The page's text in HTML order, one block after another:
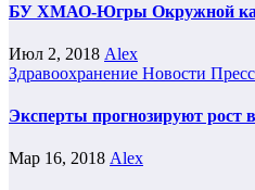
БУ ХМАО-Югры Окружной
Июл 2, 2018 Alex
Здравоохранение Новости
Эксперты прогнозируют рост
Мар 16, 2018 Alex